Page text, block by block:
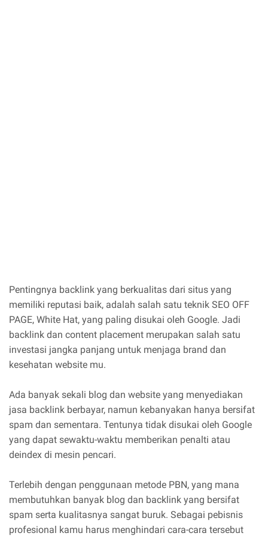
Pentingnya backlink yang berkualitas dari situs yang
memiliki reputasi baik, adalah salah satu teknik SEO OFF
PAGE, White Hat, yang paling disukai oleh Google. Jadi
backlink dan content placement merupakan salah satu
investasi jangka panjang untuk menjaga brand dan
kesehatan website mu.
Ada banyak sekali blog dan website yang menyediakan
jasa backlink berbayar, namun kebanyakan hanya bersifat
spam dan sementara. Tentunya tidak disukai oleh Google
yang dapat sewaktu-waktu memberikan penalti atau
deindex di mesin pencari.
Terlebih dengan penggunaan metode PBN, yang mana
membutuhkan banyak blog dan backlink yang bersifat
spam serta kualitasnya sangat buruk. Sebagai pebisnis
profesional kamu harus menghindari cara-cara tersebut